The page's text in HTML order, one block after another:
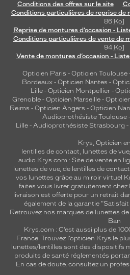
Conditions des offres sur le site
Conditions particulières de reprise de
86 Ko]
Reprise de montures d’occasion -
Conditions particulières de vente de
94 Ko]
Vente de montures d’occasion -
Opticien Paris - Opticien Toulouse
Bordeaux- Opticien Nantes -
Lille - Opticien Montpellier -
Grenoble - Opticien Marseille -
Reims - Opticien Angers - Opticien
Audioprothésiste Toulouse-
Lille- Audioprothésiste Strasbourg -
Krys, Opticien
lentilles de contact, lunettes de vue,
audio Krys.com : Site de vente en
lunettes de vue, de lentilles de contact
vos lunettes grâce au miroir virtuel
faites vous livrer gratuitement chez
livraison est offerte pour un retrait
également de la garantie
Retrouvez nos marques de lunettes de
Ban
Krys.com : C’est aussi plus de
France. Trouvez l’opticien Krys le
lunettes/lentilles sont des dispositifs
produits de santé réglementés
En cas de doute, consultez un